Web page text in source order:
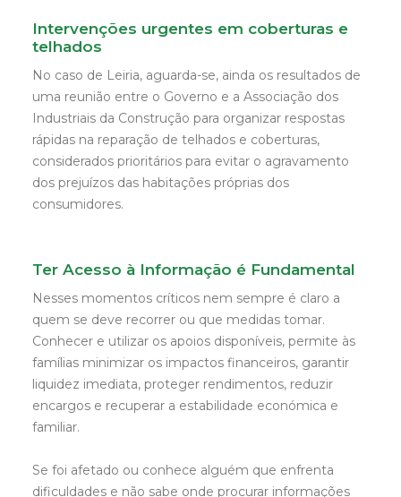
Intervenções urgentes em coberturas e
telhados
No caso de Leiria, aguarda-se, ainda os resultados de
uma reunião entre o Governo e a Associação dos
Industriais da Construção para organizar respostas
rápidas na reparação de telhados e coberturas,
considerados prioritários para evitar o agravamento
dos prejuízos das habitações próprias dos
consumidores.
Ter Acesso à Informação é Fundamental
Nesses momentos críticos nem sempre é claro a
quem se deve recorrer ou que medidas tomar.
Conhecer e utilizar os apoios disponíveis, permite às
famílias minimizar os impactos financeiros, garantir
liquidez imediata, proteger rendimentos, reduzir
encargos e recuperar a estabilidade económica e
familiar.
Se foi afetado ou conhece alguém que enfrenta
dificuldades e não sabe onde procurar informações